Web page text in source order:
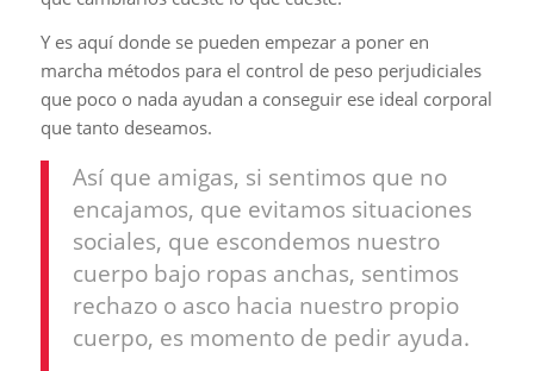
Y es aquí donde se pueden empezar a poner en
marcha métodos para el control de peso perjudiciales
que poco o nada ayudan a conseguir ese ideal corporal
que tanto deseamos.
Así que amigas, si sentimos que no
encajamos, que evitamos situaciones
sociales, que escondemos nuestro
cuerpo bajo ropas anchas, sentimos
rechazo o asco hacia nuestro propio
cuerpo, es momento de pedir ayuda.